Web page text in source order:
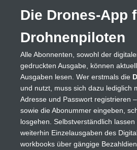
Die Drones-App
Drohnenpiloten
Alle Abonnenten, sowohl der
gedruckten Ausgabe, können
Ausgaben lesen. Wer erstmals die
und nutzt, muss sich dazu lediglich
Adresse und Passwort registrieren
sowie die Abonummer eingeben,
losgehen. Selbstverständlich
weiterhin Einzelausgaben des
workbooks über gängige